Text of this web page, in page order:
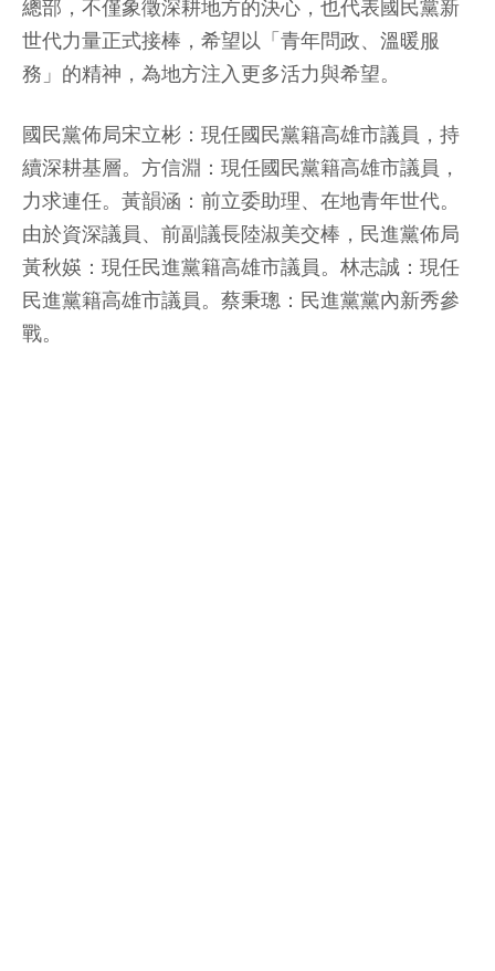
總部，不僅象徵深耕地方的決心，也代表國民黨新
世代力量正式接棒，希望以「青年問政、溫暖服
務」的精神，為地方注入更多活力與希望。
國民黨佈局宋立彬：現任國民黨籍高雄市議員，持
續深耕基層。方信淵：現任國民黨籍高雄市議員，
力求連任。黃韻涵：前立委助理、在地青年世代。
由於資深議員、前副議長陸淑美交棒，民進黨佈局
黃秋媖：現任民進黨籍高雄市議員。林志誠：現任
民進黨籍高雄市議員。蔡秉璁：民進黨黨內新秀參
戰。